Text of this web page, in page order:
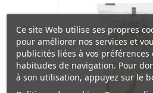
Ce site Web utilise ses propres
pour améliorer nos services et
publicités liées à vos préférences
habitudes de navigation. Pour
à son utilisation, appuyez sur le